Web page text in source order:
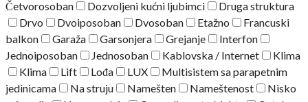
Četvorosoban Dozvoljeni kućni ljubimci
Druga struktura
Drvo
Dvoiposoban Dvosoban Etažno
Francuski
balkon
Garaža Garsonjera Grejanje
Interfon
Jednoiposoban
Jednosoban Kablovska / Internet
Klima
Klima
Lift Lođa LUX
Multisistem sa parapetnim
jedinicama
Na struju Namešten Nameštenost
Nisko